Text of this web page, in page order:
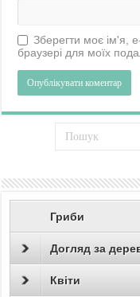
Зберегти моє ім'я,
браузері для моїх
Гриби
Догляд за
Квіти